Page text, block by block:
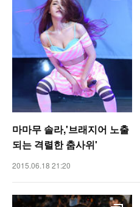
마마무 솔라,'브래지어 노출
되는 격렬한 춤사위'
2015.06.18 21:20